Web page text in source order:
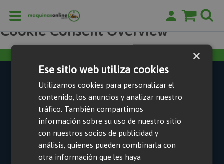
Cookie Consent Overview
© maquinasonline, 2026
Escríbenos Aviso Legal
Política de Cookies
Política de Privacidad
Política de alquiler online
Condiciones generales de alquiler
Empresa: Alquiclick Obras S.L.
×
Ese sitio web utiliza cookies
Utilizamos cookies para personalizar el
contenido, los anuncios y analizar nuestro
tráfico. También compartimos
información sobre su uso de nuestro sitio
con nuestros socios de publicidad y
análisis, quienes pueden combinarla con
otra información que les haya